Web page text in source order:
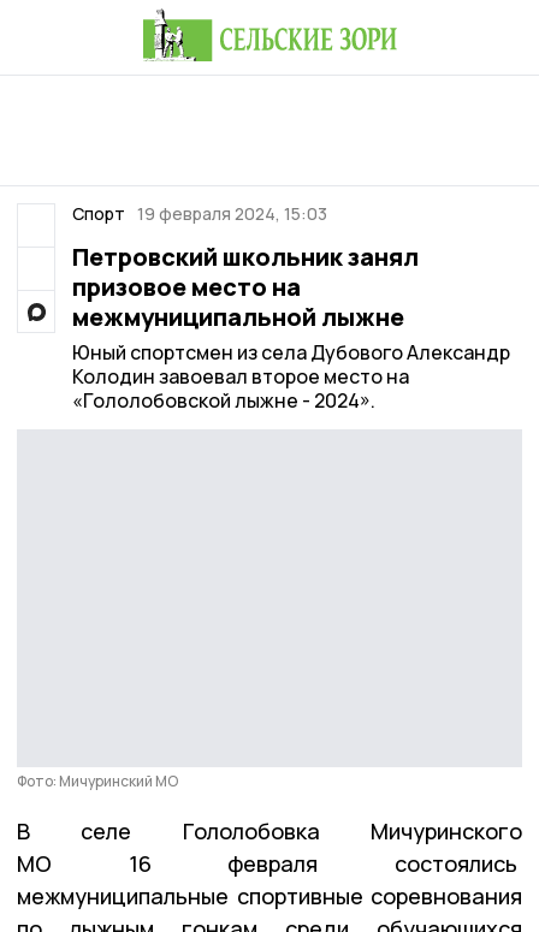
Спорт 19 февраля 2024, 15:03
Петровский школьник занял
призовое место на
межмуниципальной лыжне
Юный спортсмен из села Дубового Александр
Колодин завоевал второе место на
«Гололобовской лыжне - 2024».
Фото: Мичуринский МО
В селе Гололобовка Мичуринского
МО 16 февраля состоялись
межмуниципальные спортивные соревнования